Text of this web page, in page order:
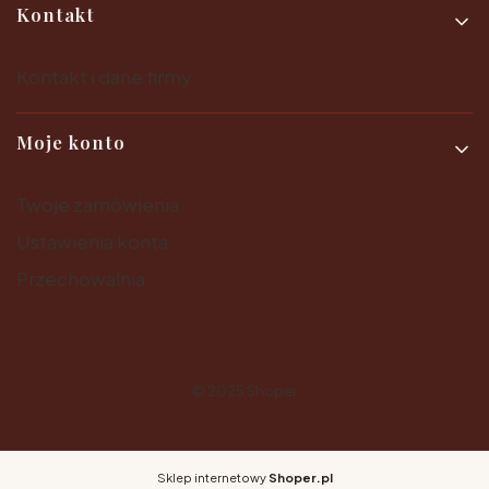
Kontakt
Moje konto
Sklep internetowy Shoper.pl